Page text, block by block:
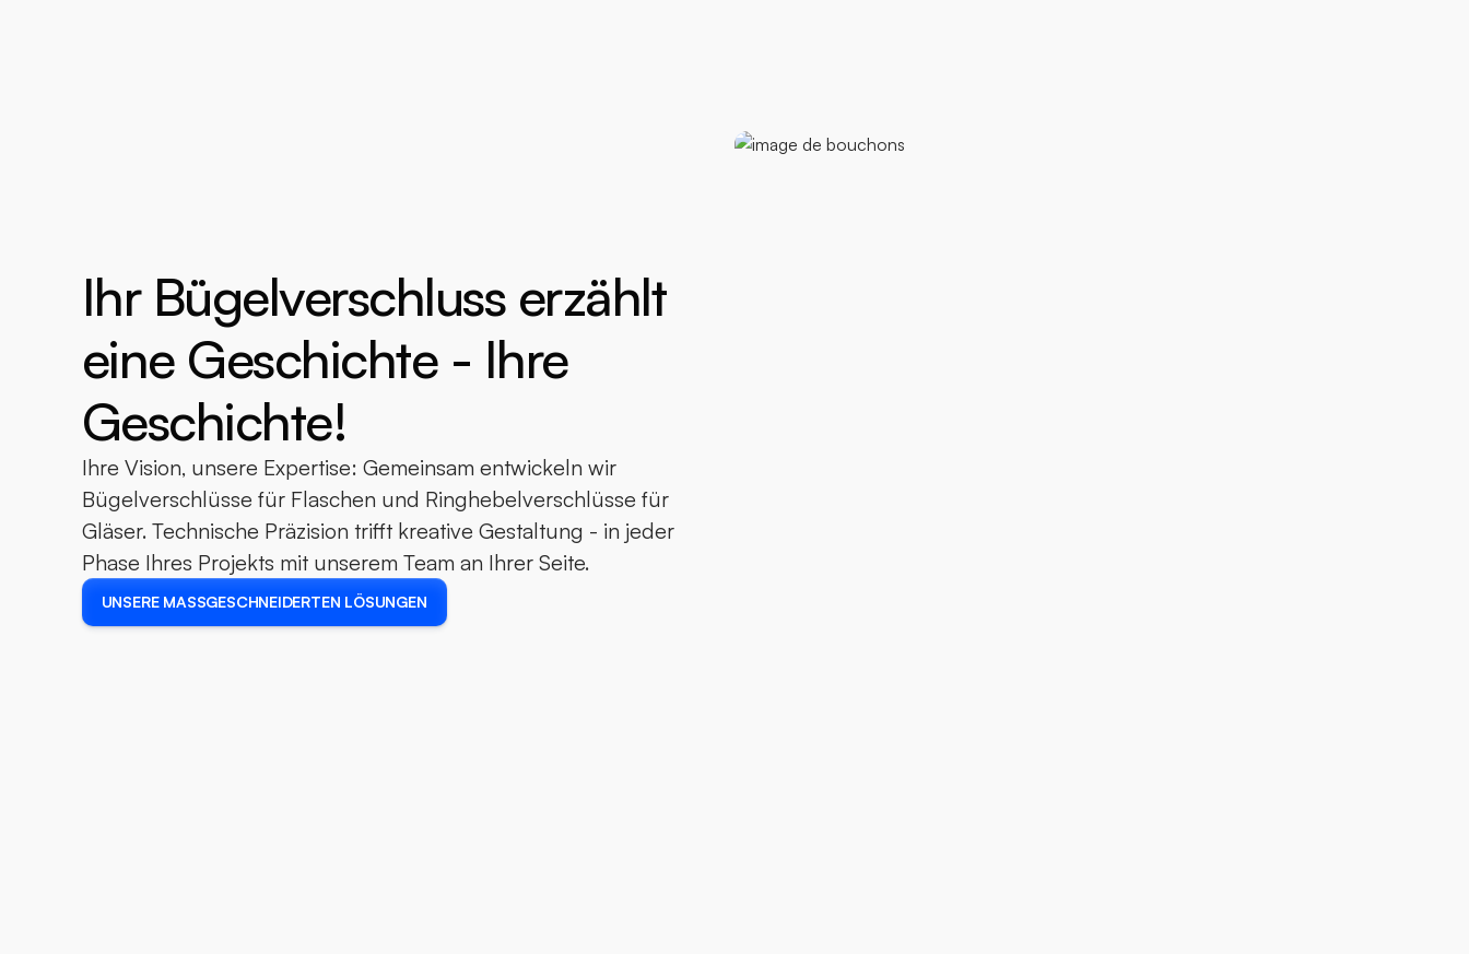
Ihr Bügelverschluss erzählt
eine Geschichte - Ihre
Geschichte!
Ihre Vision, unsere Expertise: Gemeinsam entwickeln wir
Bügelverschlüsse für Flaschen und Ringhebelverschlüsse für
Gläser. Technische Präzision trifft kreative Gestaltung - in jeder
Phase Ihres Projekts mit unserem Team an Ihrer Seite.
UNSERE MASSGESCHNEIDERTEN LÖSUNGEN